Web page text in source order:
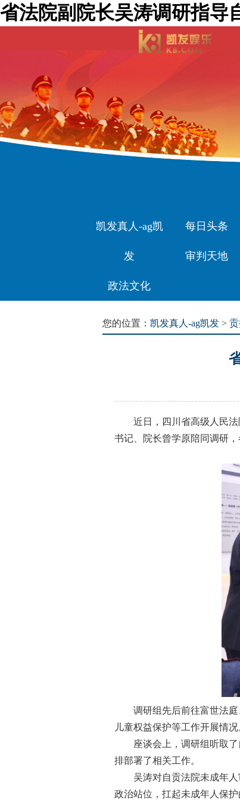
省法院副院长吴涛调研指导
凯发真人-ag凯
发
每日头条
审判天地
政法文化
您的位置： 凯发真人-ag凯发 >
近日，四川省高级人民法
书记、院长曾学原陪同调研，
调研组先后前往富世法庭
儿童权益保护等工作开展情况
座谈会上，调研组听取了
排部署了相关工作。
吴涛对自贡法院未成年人
政治站位，扛起未成年人保